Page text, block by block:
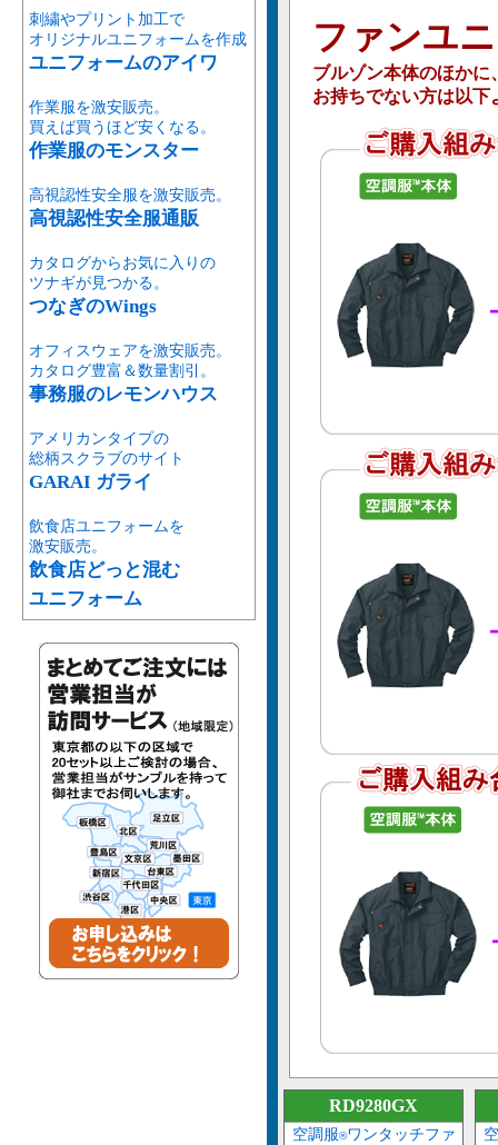
ファンユ
ブルゾン本体のほか
お持ちでない方は以下
RD9280GX
空調服®ワンタッチファ
刺繍やプリント加工で
オリジナルユニフォームを作成
ユニフォームのアイワ
作業服を激安販売。
買えば買うほど安くなる。
作業服のモンスター
高視認性安全服を激安販売。
高視認性安全服通販
カタログからお気に入りの
ツナギが見つかる。
つなぎのWings
オフィスウェアを激安販売。
カタログ豊富＆数量割引。
事務服のレモンハウス
アメリカンタイプの
総柄スクラブのサイト
GARAI ガライ
飲食店ユニフォームを
激安販売。
飲食店どっと混む
ユニフォーム